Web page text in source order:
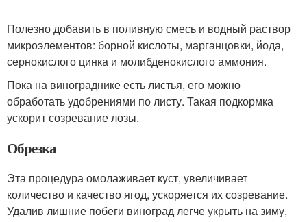
Полезно добавить в поливную смесь и водный раствор
микроэлементов: борной кислоты, марганцовки, йода,
сернокислого цинка и молибденокислого аммония.
Пока на винограднике есть листья, его можно
обработать удобрениями по листу. Такая подкормка
ускорит созревание лозы.
Обрезка
Эта процедура омолаживает куст, увеличивает
количество и качество ягод, ускоряется их созревание.
Удалив лишние побеги виноград легче укрыть на зиму,